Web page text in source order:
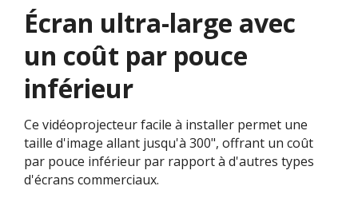
Écran ultra-large avec
un coût par pouce
inférieur
Ce vidéoprojecteur facile à installer permet une
taille d'image allant jusqu'à 300", offrant un coût
par pouce inférieur par rapport à d'autres types
d'écrans commerciaux.